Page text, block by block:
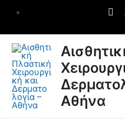
περιεχόμενο
Αθήνα